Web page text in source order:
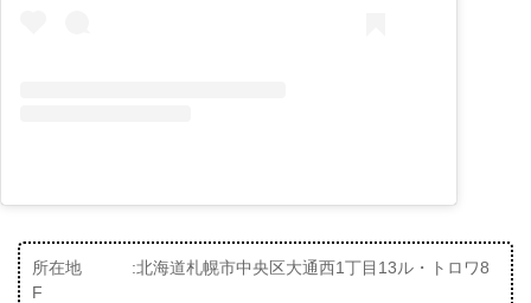
所在地 :北海道札幌市中央区大通西1丁目13ル・トロワ8
F